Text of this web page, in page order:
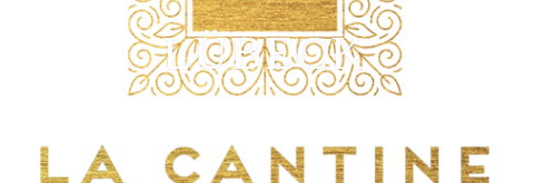
LÜBECK